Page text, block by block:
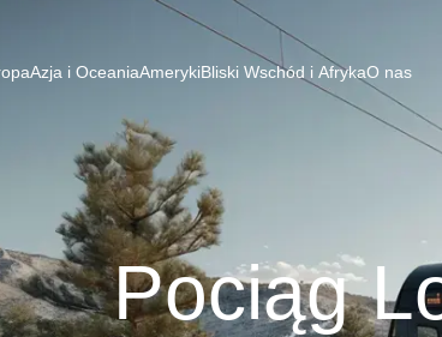
Azja i OceaniaAmerykiBliski Wschód i AfrykaO nas
Pociąg